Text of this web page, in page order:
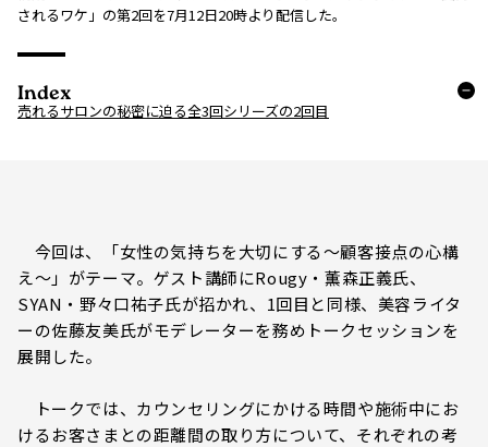
されるワケ」の第2回を7月12日20時より配信した。
Index
売れるサロンの秘密に迫る全3回シリーズの2回目
今回は、「女性の気持ちを大切にする～顧客接点の心構
え～」がテーマ。ゲスト講師にRougy・薫森正義氏、
SYAN・野々口祐子氏が招かれ、1回目と同様、美容ライタ
ーの佐藤友美氏がモデレーターを務めトークセッションを
展開した。
トークでは、カウンセリングにかける時間や施術中にお
けるお客さまとの距離間の取り方について、それぞれの考